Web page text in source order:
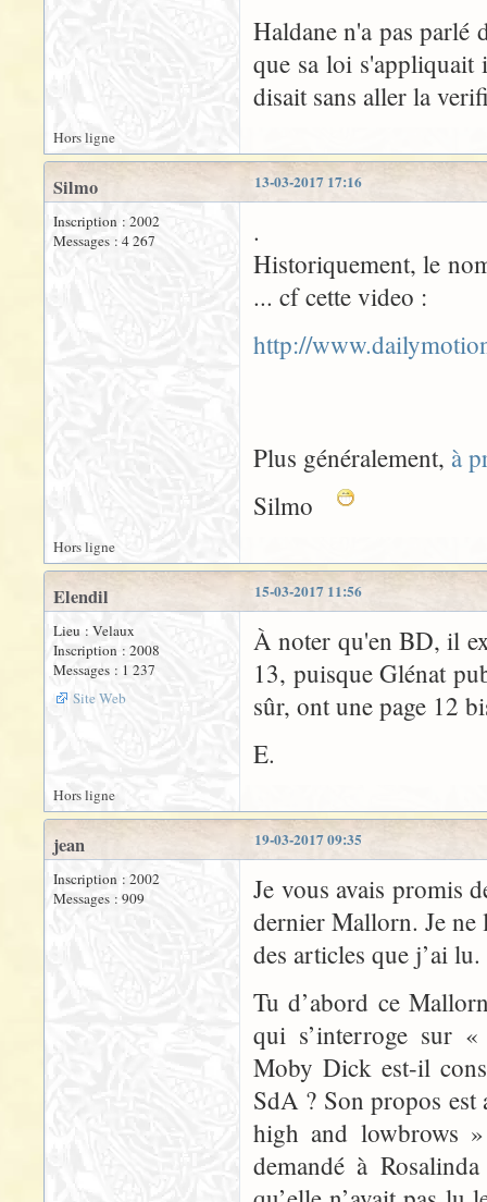
Haldane n'a pas parlé
que sa loi s'appliquait
disait sans aller la
Hors ligne
13-03-2017 17:16
Silmo
Inscription : 2002
Messages : 4 267
.
Historiquement, le
... cf cette video :
http://
Plus généralement, à
Silmo
Hors ligne
15-03-2017 11:56
Elendil
Lieu : Velaux
Inscription : 2008
Messages : 1 237
Site Web
À noter qu'en BD, il
13, puisque Glénat
sûr, ont une page 12
E.
Hors ligne
19-03-2017 09:35
jean
Inscription : 2002
Messages : 909
Je vous avais promis
dernier Mallorn. Je ne
des articles que j’ai lu.
Tu d’abord ce
qui s’interroge sur
Moby Dick est-il
SdA ? Son propos est
high and lowbrows
demandé à